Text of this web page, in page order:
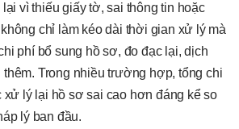
vì thiếu giấy tờ, sai thông tin hoặc
chỉ làm kéo dài thời gian xử lý mà
phí bổ sung hồ sơ, đo đạc lại, dịch
thêm. Trong nhiều trường hợp, tổng chi
xử lý lại hồ sơ sai cao hơn đáng kể so
lý ban đầu.